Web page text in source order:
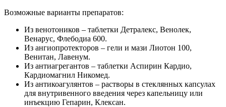
Возможные варианты препаратов:
Из венотоников – таблетки Детралекс, Венолек,
Венарус, Флебодиа 600.
Из ангиопротекторов – гели и мази Лиотон 100,
Венитан, Лавенум.
Из антиагрегантов – таблетки Аспирин Кардио,
Кардиомагнил Никомед.
Из антикоагулянтов – растворы в стеклянных капсулах
для внутривенного введения через капельницу или
инъекцию Гепарин, Клексан.